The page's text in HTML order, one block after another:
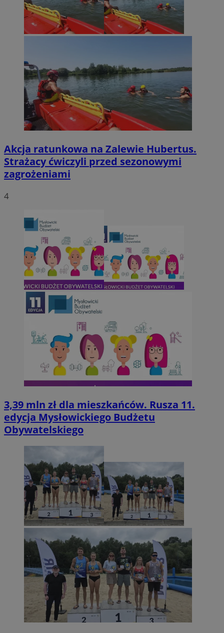
Akcja ratunkowa na Zalewie Hubertus.
Strażacy ćwiczyli przed sezonowymi
zagrożeniami
4
3,39 mln zł dla mieszkańców. Rusza 11.
edycja Mysłowickiego Budżetu
Obywatelskiego